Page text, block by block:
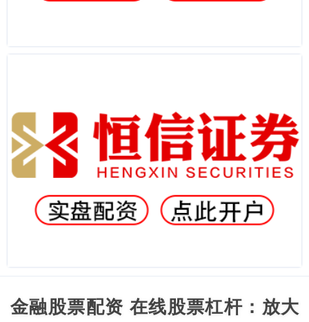
金融股票配资 在线股票杠杆：放大